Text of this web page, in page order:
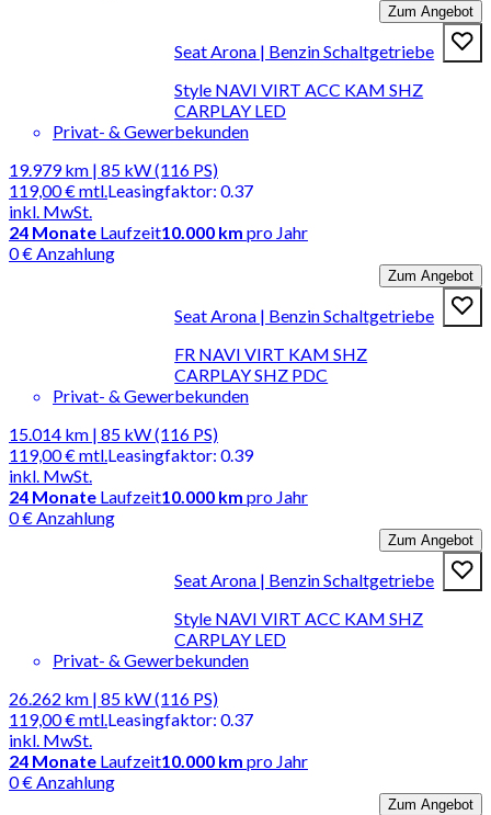
Zum Angebot
Seat Arona | Benzin Schaltgetriebe
Style NAVI VIRT ACC KAM SHZ
CARPLAY LED
Privat- & Gewerbekunden
19.979 km | 85 kW (116 PS)
119,00 €mtl.
inkl. MwSt.
Leasingfaktor: 0.37
24 Monate Laufzeit10.000 km pro Jahr
0 € Anzahlung
Zum Angebot
Seat Arona | Benzin Schaltgetriebe
FR NAVI VIRT KAM SHZ
CARPLAY SHZ PDC
Privat- & Gewerbekunden
15.014 km | 85 kW (116 PS)
119,00 €mtl.
inkl. MwSt.
Leasingfaktor: 0.39
24 Monate Laufzeit10.000 km pro Jahr
0 € Anzahlung
Zum Angebot
Seat Arona | Benzin Schaltgetriebe
Style NAVI VIRT ACC KAM SHZ
CARPLAY LED
Privat- & Gewerbekunden
26.262 km | 85 kW (116 PS)
119,00 €mtl.
inkl. MwSt.
Leasingfaktor: 0.37
24 Monate Laufzeit10.000 km pro Jahr
0 € Anzahlung
Zum Angebot